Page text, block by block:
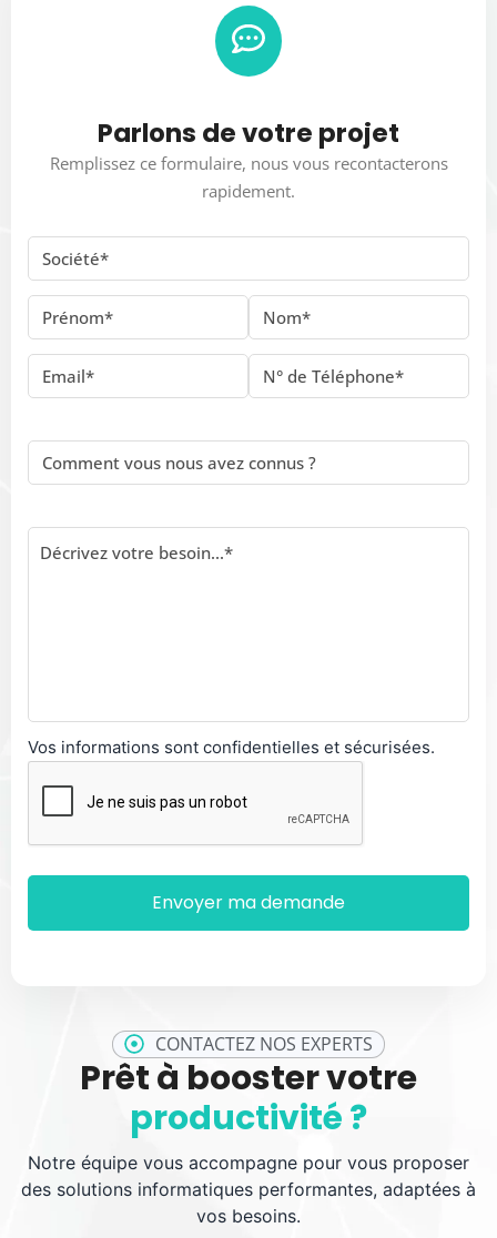
CONTACTEZ NOS EXPERTS
Prêt à booster votre
productivité ?
Notre équipe vous accompagne pour vous proposer
des solutions informatiques performantes, adaptées à
vos besoins.
Parlons de votre projet
Remplissez ce formulaire, nous vous recontacterons
rapidement.
Vos informations sont confidentielles et sécurisées.